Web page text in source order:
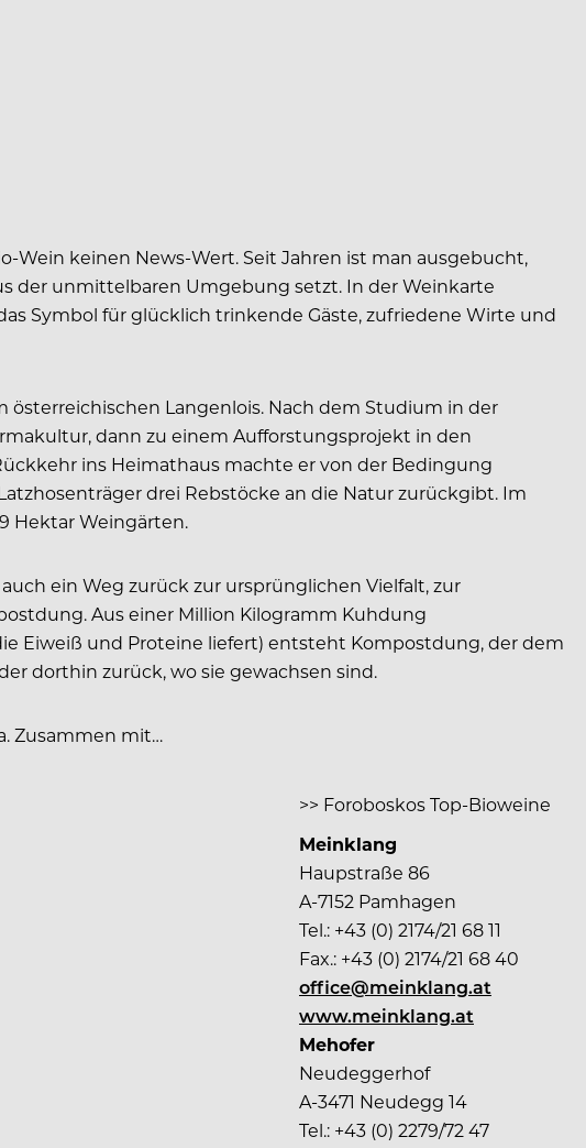
Wein keinen News-Wert. Seit Jahren ist man ausgebucht,
der unmittelbaren Umgebung setzt. In der Weinkarte
Symbol für glücklich trinkende Gäste, zufriedene Wirte und
Langenlois. Nach dem Studium in der
dann zu einem Aufforstungsprojekt in den
ins Heimathaus machte er von der Bedingung
drei Rebstöcke an die Natur zurückgibt. Im
Hektar Weingärten.
ein Weg zurück zur ursprünglichen Vielfalt, zur
Aus einer Million Kilogramm Kuhdung
Eiweiß und Proteine liefert) entsteht Kompostdung, der dem
dorthin zurück, wo sie gewachsen sind.
Zusammen mit…
>> Foroboskos Top-Bioweine
Meinklang
Haupstraße 86
A-7152 Pamhagen
Tel.: +43 (0) 2174/21 68 11
Fax.: +43 (0) 2174/21 68 40
office@meinklang.at
www.meinklang.at
Mehofer
Neudeggerhof
A-3471 Neudegg 14
Tel.: +43 (0) 2279/72 47